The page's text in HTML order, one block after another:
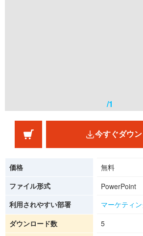
/1
今すぐダウ
価格
無料
ファイル形式
PowerPoint
利用されやすい部署
マーケティ
ダウンロード数
5